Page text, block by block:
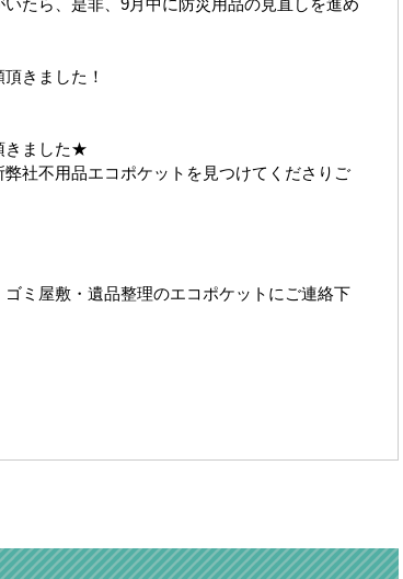
たら、是非、9月中に防災用品の見直しを進め
きました！
きました★
社不用品エコポケットを見つけてくださりご
ミ屋敷・遺品整理のエコポケットにご連絡下